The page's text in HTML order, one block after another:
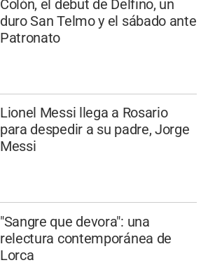
Colón, el debut de Delfino, un
duro San Telmo y el sábado ante
Patronato
Lionel Messi llega a Rosario
para despedir a su padre, Jorge
Messi
"Sangre que devora": una
relectura contemporánea de
Lorca